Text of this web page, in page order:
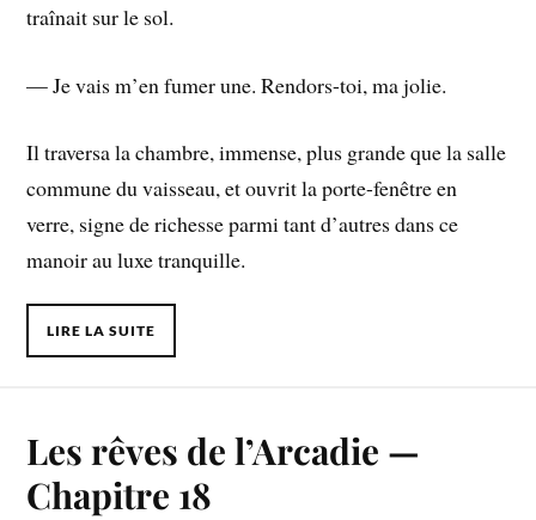
traînait sur le sol.
— Je vais m’en fumer une. Rendors-toi, ma jolie.
Il traversa la chambre, immense, plus grande que la salle
commune du vaisseau, et ouvrit la porte-fenêtre en
verre, signe de richesse parmi tant d’autres dans ce
manoir au luxe tranquille.
LIRE LA SUITE
Les rêves de l’Arcadie —
Chapitre 18